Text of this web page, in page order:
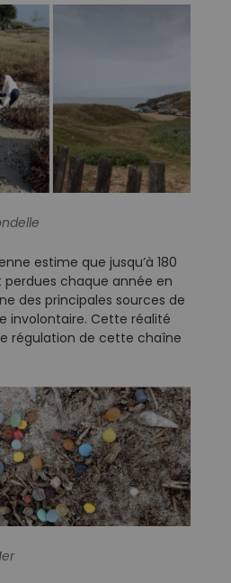
estime que jusqu’à 180
perdues chaque année en
des principales sources de
involontaire. Cette réalité
régulation de cette chaîne